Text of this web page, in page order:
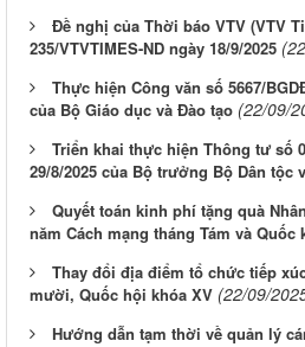
Đề nghị của Thời báo VTV (VTV
235/VTVTIMES-ND ngày 18/9/2025
Thực hiện Công văn số 5667/
của Bộ Giáo dục và Đào tạo (22/09/
Triển khai thực hiện Thông tư số
29/8/2025 của Bộ trưởng Bộ Dân tộc
Quyết toán kinh phí tặng quà
năm Cách mạng tháng Tám và Quốc
Thay đổi địa điểm tổ chức tiếp
mười, Quốc hội khóa XV (22/09/
Hướng dẫn tạm thời về quản lý